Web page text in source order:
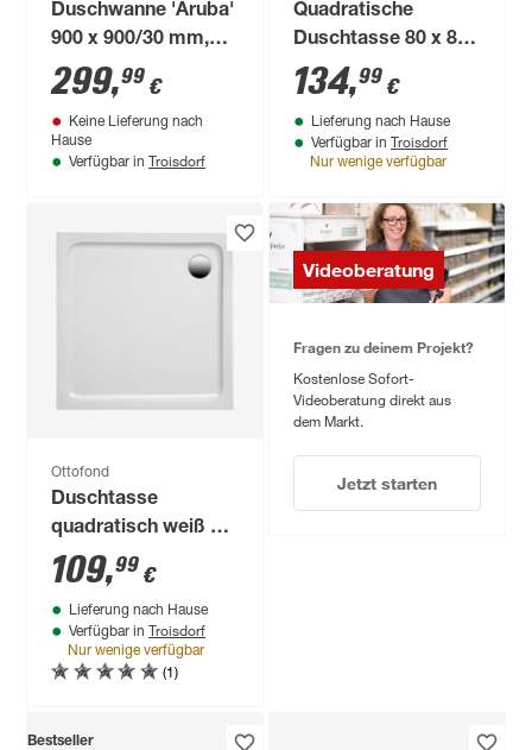
Duschwanne 'Aruba'
900 x 900/30 mm,
anthrazit
299,99 €
Keine Lieferung nach
Hause
Verfügbar in Troisdorf
Quadratische
Duschtasse 80 x 80
cm weiß
134,99 €
Lieferung nach Hause
Verfügbar in Troisdorf
Nur wenige verfügbar
Ottofond
Duschtasse
quadratisch weiß 90
x 90 x 4 cm
109,99 €
Lieferung nach Hause
Verfügbar in Troisdorf
Nur wenige verfügbar
(1)
Videoberatung
Fragen zu deinem Projekt?
Kostenlose Sofort-
Videoberatung direkt aus
dem Markt.
Jetzt starten
Bestseller